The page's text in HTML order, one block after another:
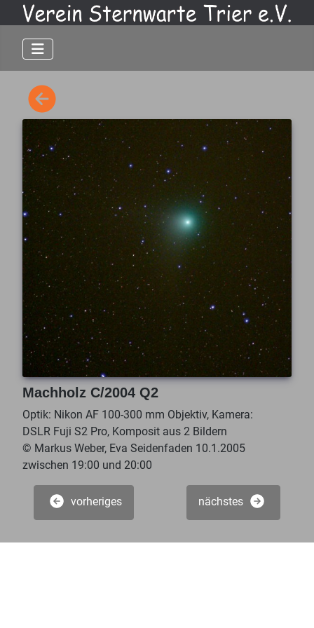
Machholz C/2004 Q2
Optik: Nikon AF 100-300 mm Objektiv, Kamera:
DSLR Fuji S2 Pro, Komposit aus 2 Bildern
© Markus Weber, Eva Seidenfaden 10.1.2005
zwischen 19:00 und 20:00
vorheriges nächstes